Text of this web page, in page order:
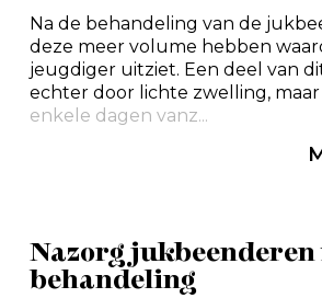
Na de behandeling van de
deze meer volume hebben
jeugdiger uitziet. Een deel van
echter door lichte zwelling,
enkele dagen vanz...
Nazorg
behandeling